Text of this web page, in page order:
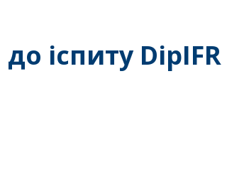
іспиту DipIFR